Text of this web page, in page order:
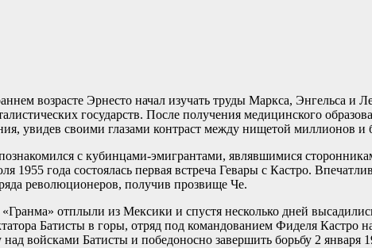
возрасте Эрнесто начал изучать труды Маркса, Энгельса
государств. После получения медицинского
увидев своими глазами контраст между нищетой миллионов и
с кубинцами-эмигрантами, являвшимися
года состоялась первая встреча Гевары с Кастро.
революционеров, получив прозвище Че.
отплыли из Мексики и спустя несколько дней
Батисты в горы, отряд под командованием Фиделя Кастро
войсками Батисты и победоносно завершить борьбу 2 января